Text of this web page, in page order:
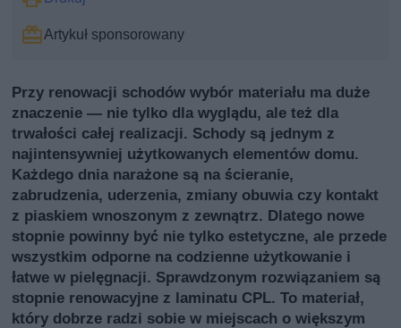
Artykuł sponsorowany
Przy renowacji schodów wybór materiału ma duże
znaczenie — nie tylko dla wyglądu, ale też dla
trwałości całej realizacji. Schody są jednym z
najintensywniej użytkowanych elementów domu.
Każdego dnia narażone są na ścieranie,
zabrudzenia, uderzenia, zmiany obuwia czy kontakt
z piaskiem wnoszonym z zewnątrz. Dlatego nowe
stopnie powinny być nie tylko estetyczne, ale przede
wszystkim odporne na codzienne użytkowanie i
łatwe w pielęgnacji. Sprawdzonym rozwiązaniem są
stopnie renowacyjne z laminatu CPL. To materiał,
który dobrze radzi sobie w miejscach o większym